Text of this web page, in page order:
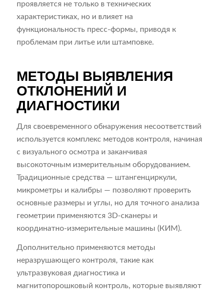
проявляется не только в технических
характеристиках, но и влияет на
функциональность пресс-формы, приводя к
проблемам при литье или штамповке.
МЕТОДЫ ВЫЯВЛЕНИЯ
ОТКЛОНЕНИЙ И
ДИАГНОСТИКИ
Для своевременного обнаружения несоответствий
используется комплекс методов контроля, начиная
с визуального осмотра и заканчивая
высокоточным измерительным оборудованием.
Традиционные средства — штангенциркули,
микрометры и калибры — позволяют проверить
основные размеры и углы, но для точного анализа
геометрии применяются 3D-сканеры и
координатно-измерительные машины (КИМ).
Дополнительно применяются методы
неразрушающего контроля, такие как
ультразвуковая диагностика и
магнитопорошковый контроль, которые выявляют